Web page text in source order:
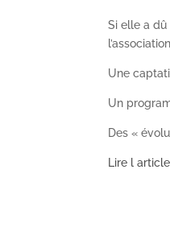
Si elle a dû
Une
Un
Des «
Lire l